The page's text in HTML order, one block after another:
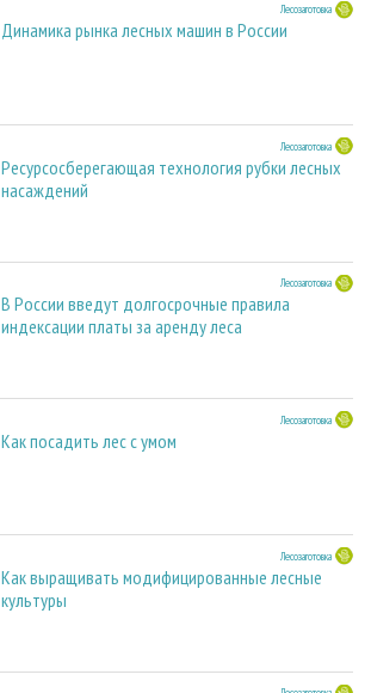
Лесозаготовка
Динамика рынка лесных машин в России
Лесозаготовка
Ресурсосберегающая технология рубки лесных
насаждений
Лесозаготовка
В России введут долгосрочные правила
индексации платы за аренду леса
Лесозаготовка
Как посадить лес с умом
Лесозаготовка
Как выращивать модифицированные лесные
культуры